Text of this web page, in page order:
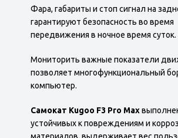
Фара, габариты и стоп сигнал на
гарантируют безопасность во время
передвижения в ночное время суток.
Мониторить важные показатели
позволяет многофункциональный
компьютер.
Самокат Kugoo F3 Pro Max
устойчивых к повреждениям и